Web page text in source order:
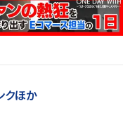
クほか